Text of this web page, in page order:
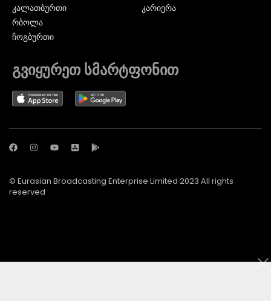
ᲙᲐᲚᲐᲗᲑᲣᲠᲗᲘ
ᲠᲑᲝᲚᲐ
ᲩᲝᲒᲑᲣᲠᲗᲘ
კარიერა
გვიყურეთ სმარტფონით
© Eurasian Broadcasting Enterprise Limited 2023 All rights
reserved